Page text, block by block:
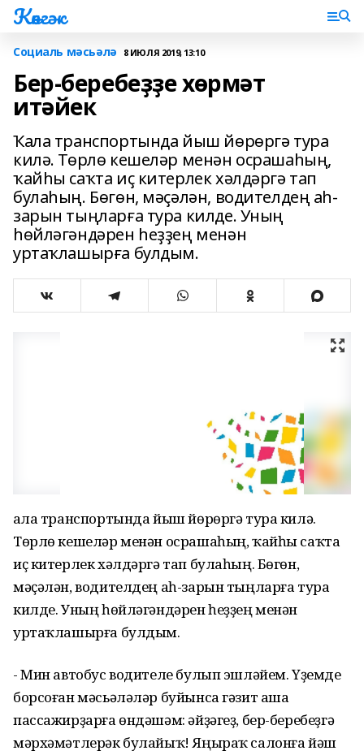
Көнгәк
Социаль мәсьәлә 8 ИЮЛЯ 2019, 13:10
Бер-беребеҙҙе хөрмәт
итәйек
Ҡала транспортында йыш йөрөргә тура
килә. Төрлө кешеләр менән осрашаһың,
ҡайһы саҡта иҫ китерлек хәлдәргә тап
булаһың. Бөгөн, мәҫәлән, водителдең аһ-
зарын тыңларға тура килде. Уның
һөйләгәндәрен һеҙҙең менән
уртаҡлашырға булдым.
Ҡала транспортында йыш йөрөргә тура килә.
Төрлө кешеләр менән осрашаһың, ҡайһы саҡта
иҫ китерлек хәлдәргә тап булаһың. Бөгөн,
мәҫәлән, водителдең аһ-зарын тыңларға тура
килде. Уның һөйләгәндәрен һеҙҙең менән
уртаҡлашырға булдым.
- Мин автобус водителе булып эшләйем. Үҙемде
борсоған мәсьәләләр буйынса гәзит аша
пассажирҙарға өндәшәм: әйҙәгеҙ, бер-беребеҙгә
мәрхәмәтлерәк булайыҡ! Яңыраҡ салонға йәш